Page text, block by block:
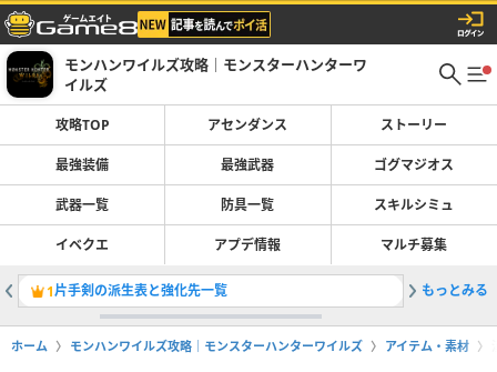
モンハンワイルズ攻略｜モンスターハンターワ
イルズ
攻略TOP アセンダンス ストーリー
最強装備 最強武器 ゴグマジオス
武器一覧 防具一覧 スキルシミュ
イベクエ アプデ情報 マルチ募集
1片手剣の派生表と強化先一覧 2最強装
もっとみる
ホーム モンハンワイルズ攻略｜モンスターハンターワイルズ アイテム・素材